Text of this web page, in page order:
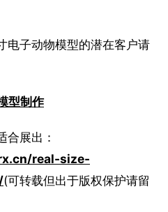
电子动物模型的潜在客户请
型制作
合展出：
real-size-
(可转载但出于版权保护请留